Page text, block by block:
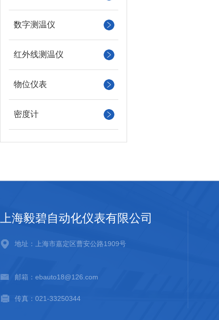
数字测温仪
红外线测温仪
物位仪表
密度计
上海毅碧自动化仪表有限公司
地址：上海市嘉定区曹安公路1909号
邮箱：ebauto18@126.com
传真：021-33250344